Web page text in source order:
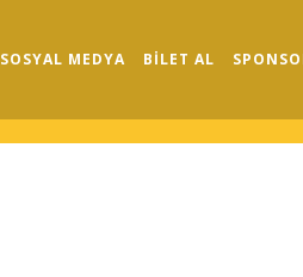
SOSYAL MEDYA BİLET AL